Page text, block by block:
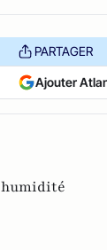
PARTAGER
Ajouter
humidité